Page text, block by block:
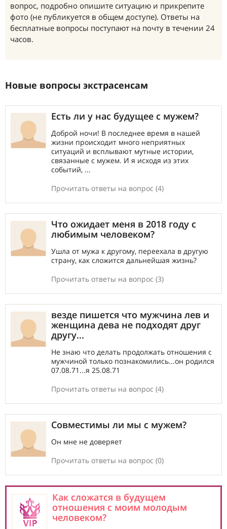
вопрос, подробно опишите ситуацию и прикрепите
фото (не публикуется в общем доступе). Ответы на
бесплатные вопросы поступают на почту в течении 24
часов.
Новые вопросы экстрасенсам
Есть ли у нас будущее с мужем?
Доброй ночи! В последнее время в нашей
жизни происходит много неприятных
ситуаций и всплывают мутные истории,
связанные с мужем. И я исходя из этих
событий, ...
Прочитать ответы на вопрос (4)
Что ожидает меня в 2018 году с
любимым человеком?
Ушла от мужа к другому, переехала в другую
страну, как сложится дальнейшая жизнь?
Прочитать ответы на вопрос (3)
везде пишется что мужчина лев и
женщина дева не подходят друг
другу...
Не знаю что делать продолжать отношения с
мужчиной только познакомились...он родился
07.08.71...я 25.08.71
Прочитать ответы на вопрос (4)
Совместимы ли мы с мужем?
Он мне не доверяет
Прочитать ответы на вопрос (0)
Как сложатся в будущем
отношения с моим молодым
человеком?